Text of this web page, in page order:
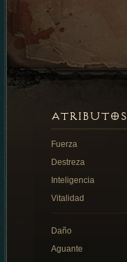
ATRIBUTOS
Fuerza
Destreza
Inteligencia
Vitalidad
Daño
Aguante